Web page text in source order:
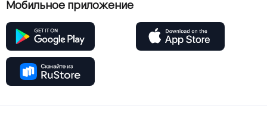
Мобильное приложение